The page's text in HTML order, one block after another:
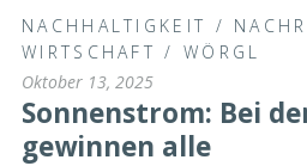
NACHHALTIGKEIT /
WIRTSCHAFT / WÖRGL
Oktober 13, 2025
Sonnenstrom: Bei
gewinnen alle